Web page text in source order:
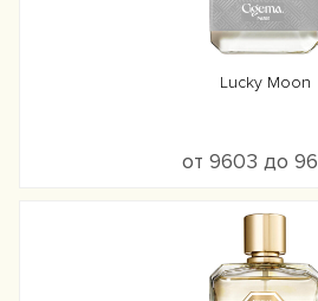
Lucky Moon
от 9603 до